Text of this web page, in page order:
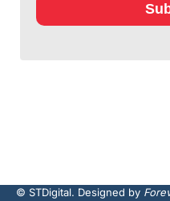
© STDigital. Designed by